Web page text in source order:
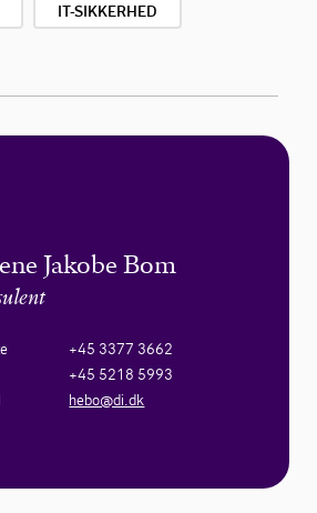
IT-SIKKERHED
Jakobe Bom
+45 3377 3662
+45 5218 5993
hebo@di.dk